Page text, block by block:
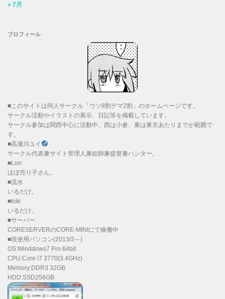
« 7月
プロフィール
■このサイトは同人サークル「ウソ8割デマ2割」のホームページです。
サークル活動やイラストの展示、日記等を掲載しています。
サークル参加は関西中心に活動中。西は小倉、東は東京あたりまでが範囲で
す。
■高瀬川ユイ
サークル代表兼サイト管理人兼絵師兼提督兼ハンター。
■Lon
ほぼ売り子さん。
■流水
いるだけ。
■toki
いるだけ。
■サーバー
CORESERVERのCORE-MINIにて稼働中
■現使用パソコン(2013/3～)
OS:Winddows7 Pro 64bit
CPU:Core i7 3770(3.4GHz)
Memory:DDR3 32GB
HDD:SSD256GB